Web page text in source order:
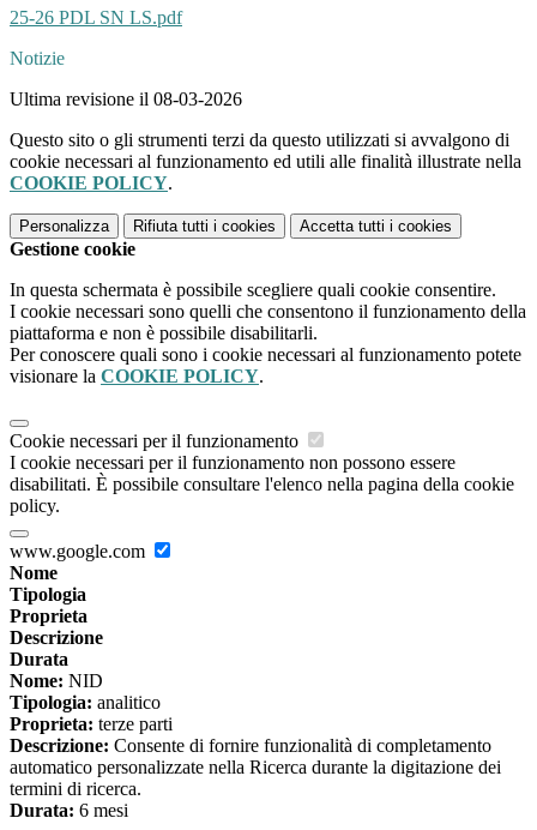
25-26 PDL SN LS.pdf
Notizie
Ultima revisione il 08-03-2026
Questo sito o gli strumenti terzi da questo utilizzati si avvalgono di
cookie necessari al funzionamento ed utili alle finalità illustrate nella
COOKIE POLICY.
Personalizza Rifiuta tutti i cookies Accetta tutti i cookies
Gestione cookie
In questa schermata è possibile scegliere quali cookie consentire.
I cookie necessari sono quelli che consentono il funzionamento della
piattaforma e non è possibile disabilitarli.
Per conoscere quali sono i cookie necessari al funzionamento potete
visionare la COOKIE POLICY.
Cookie necessari per il funzionamento
I cookie necessari per il funzionamento non possono essere
disabilitati. È possibile consultare l'elenco nella pagina della cookie
policy.
www.google.com
Nome
Tipologia
Proprieta
Descrizione
Durata
Nome: NID
Tipologia: analitico
Proprieta: terze parti
Descrizione: Consente di fornire funzionalità di completamento
automatico personalizzate nella Ricerca durante la digitazione dei
termini di ricerca.
Durata: 6 mesi